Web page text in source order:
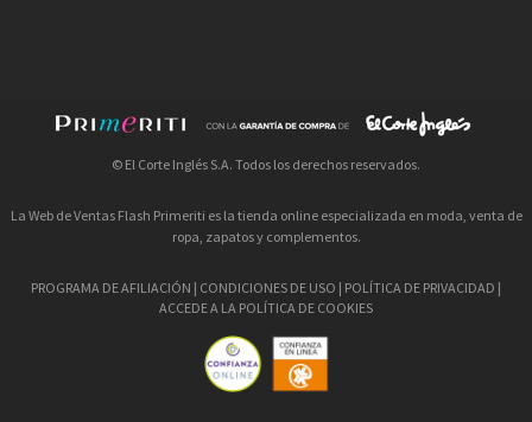
© El Corte Inglés S.A. Todos los derechos reservados.
La Web de Ventas Flash Primeriti es la tienda online especializada en moda, venta de
ropa, zapatos y complementos.
PROGRAMA DE AFILIACIÓN | CONDICIONES DE USO | POLÍTICA DE PRIVACIDAD |
ACCEDE A LA POLÍTICA DE COOKIES